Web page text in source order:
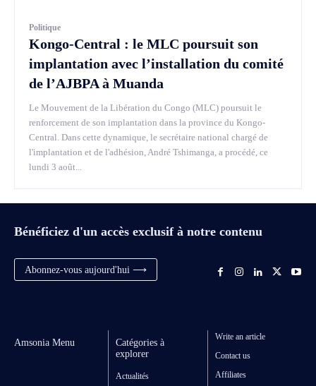
Politique
Kongo-Central : le MLC poursuit son
implantation avec l’installation du comité
de l’AJBPA à Muanda
Le Mouvement de la Libération du Congo (MLC) poursuit le
renforcement de son implantation dans la province du Kongo-
Central. Dans cette dynamique, le secrétaire national chargé de
l'implantation et de l'adhésion, André Tshimanga, a procédé, ce
lundi 3 août...
Bénéficiez d'un accès exclusif à notre contenu
Abonnez-vous aujourd'hui ⟶
Amsonia Menu
Catégories à
explorer
Actualités
Write an article
Contact us
Affiliates